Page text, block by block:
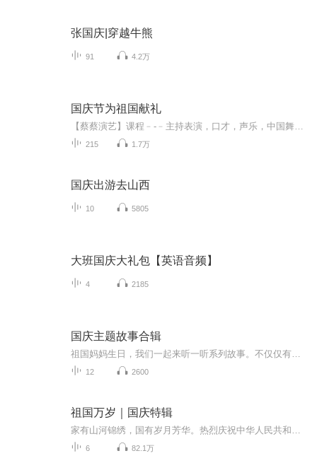
张国庆|穿越牛熊
91 4.2万
国庆节为祖国献礼
215 1.7万
国庆出游去山西
10 5805
大班国庆大礼包【英语音频】
4 2185
国庆主题故事合辑
12 2600
祖国万岁｜国庆特辑
6 82.1万